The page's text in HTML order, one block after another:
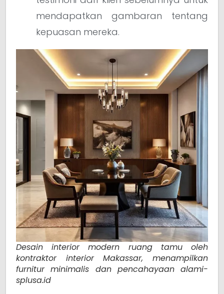
mendapatkan gambaran tentang
kepuasan mereka.
Desain interior modern ruang tamu oleh
kontraktor interior Makassar, menampilkan
furnitur minimalis dan pencahayaan alami-
splusa.id